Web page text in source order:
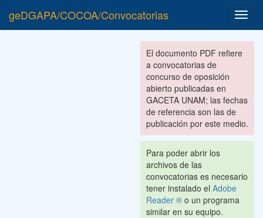
geDGAPA/COCOA/Convocatorias
El documento PDF refiere
a convocatorias de
concurso de oposición
abierto publicadas en
GACETA UNAM; las fechas
de referencia son las de
publicación por este medio.
Para poder abrir los
archivos de las
convocatorias es necesario
tener instalado el Adobe
Reader ® o un programa
similar en su equipo.